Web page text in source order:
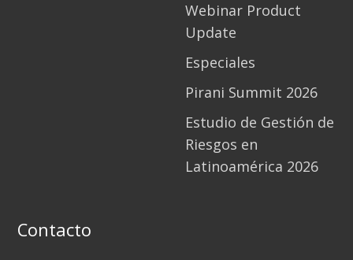
Webinar Product
Update
Especiales
Pirani Summit 2026
Estudio de Gestión de
Riesgos en
Latinoamérica 2026
Contacto